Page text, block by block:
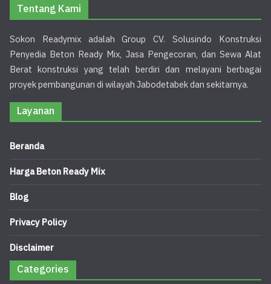
Tentang Kami
Sokon Readymix adalah Group CV. Solusindo Konstruksi
Penyedia Beton Ready Mix, Jasa Pengecoran, dan Sewa Alat
Berat konstruksi yang telah berdiri dan melayani berbagai
proyek pembangunan di wilayah Jabodetabek dan sekitarnya.
Layanan
Beranda
Harga Beton Ready Mix
Blog
Privacy Policy
Disclaimer
Categories